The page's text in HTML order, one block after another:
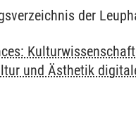
der
und Ästhetik